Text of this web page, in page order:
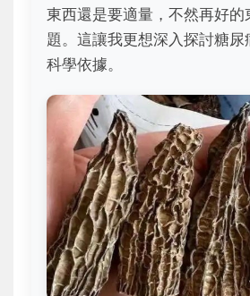
東西還是要適量，不然再好的
題。這讓我更想深入探討糖尿
科學依據。